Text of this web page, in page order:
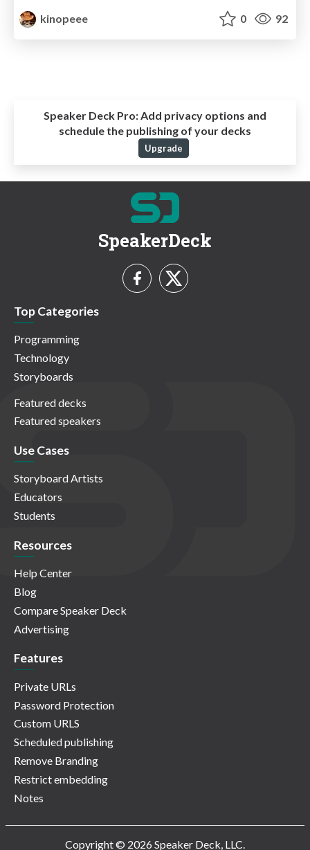
kinopeee
0 92
Speaker Deck Pro: Add privacy options and
schedule the publishing of your decks
Upgrade
SpeakerDeck
Top Categories
Programming
Technology
Storyboards
Featured decks
Featured speakers
Use Cases
Storyboard Artists
Educators
Students
Resources
Help Center
Blog
Compare Speaker Deck
Advertising
Features
Private URLs
Password Protection
Custom URLS
Scheduled publishing
Remove Branding
Restrict embedding
Notes
Copyright © 2026 Speaker Deck, LLC.